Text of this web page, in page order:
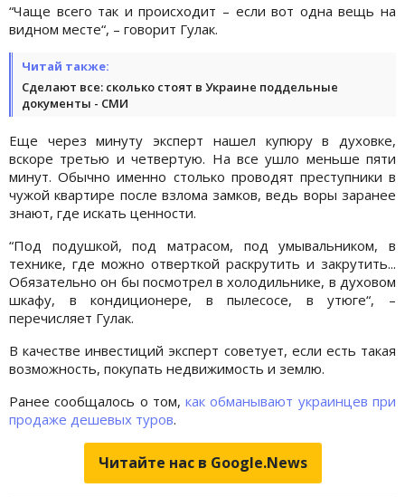
“Чаще всего так и происходит – если вот одна вещь на
видном месте“, – говорит Гулак.
Читай также:
Сделают все: сколько стоят в Украине поддельные
документы - СМИ
Еще через минуту эксперт нашел купюру в духовке,
вскоре третью и четвертую. На все ушло меньше пяти
минут. Обычно именно столько проводят преступники в
чужой квартире после взлома замков, ведь воры заранее
знают, где искать ценности.
“Под подушкой, под матрасом, под умывальником, в
технике, где можно отверткой раскрутить и закрутить...
Обязательно он бы посмотрел в холодильнике, в духовом
шкафу, в кондиционере, в пылесосе, в утюге“, –
перечисляет Гулак.
В качестве инвестиций эксперт советует, если есть такая
возможность, покупать недвижимость и землю.
Ранее сообщалось о том,как обманывают украинцев при
продаже дешевых туров.
Читайте нас в Google.News